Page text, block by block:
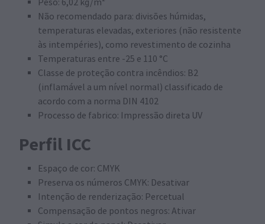
Não recomendado para: divisões húmidas,
temperaturas elevadas, exteriores (não resistente
às intempéries), como revestimento de cozinha
Temperaturas entre -25 e 110 °C
Classe de proteção contra incêndios: B2
(inflamável a um nível normal) classificado de
acordo com a norma DIN 4102
Processo de fabrico: Impressão direta UV
Perfil ICC
Espaço de cor: CMYK
Preserva os números CMYK: Desativar
Intenção de renderização: Percetual
Compensação de pontos negros: Ativar